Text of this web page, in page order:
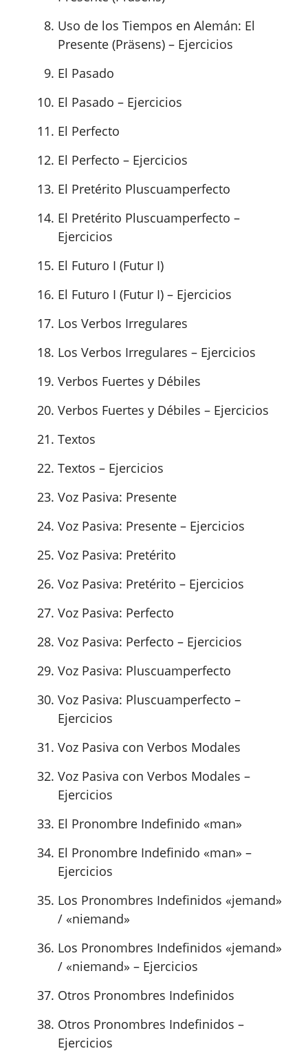
Uso de los Tiempos en Alemán: El
Presente (Präsens) – Ejercicios
El Pasado
El Pasado – Ejercicios
El Perfecto
El Perfecto – Ejercicios
El Pretérito Pluscuamperfecto
El Pretérito Pluscuamperfecto –
Ejercicios
El Futuro I (Futur I)
El Futuro I (Futur I) – Ejercicios
Los Verbos Irregulares
Los Verbos Irregulares – Ejercicios
Verbos Fuertes y Débiles
Verbos Fuertes y Débiles – Ejercicios
Textos
Textos – Ejercicios
Voz Pasiva: Presente
Voz Pasiva: Presente – Ejercicios
Voz Pasiva: Pretérito
Voz Pasiva: Pretérito – Ejercicios
Voz Pasiva: Perfecto
Voz Pasiva: Perfecto – Ejercicios
Voz Pasiva: Pluscuamperfecto
Voz Pasiva: Pluscuamperfecto –
Ejercicios
Voz Pasiva con Verbos Modales
Voz Pasiva con Verbos Modales –
Ejercicios
El Pronombre Indefinido «man»
El Pronombre Indefinido «man» –
Ejercicios
Los Pronombres Indefinidos «jemand»
/ «niemand»
Los Pronombres Indefinidos «jemand»
/ «niemand» – Ejercicios
Otros Pronombres Indefinidos
Otros Pronombres Indefinidos –
Ejercicios